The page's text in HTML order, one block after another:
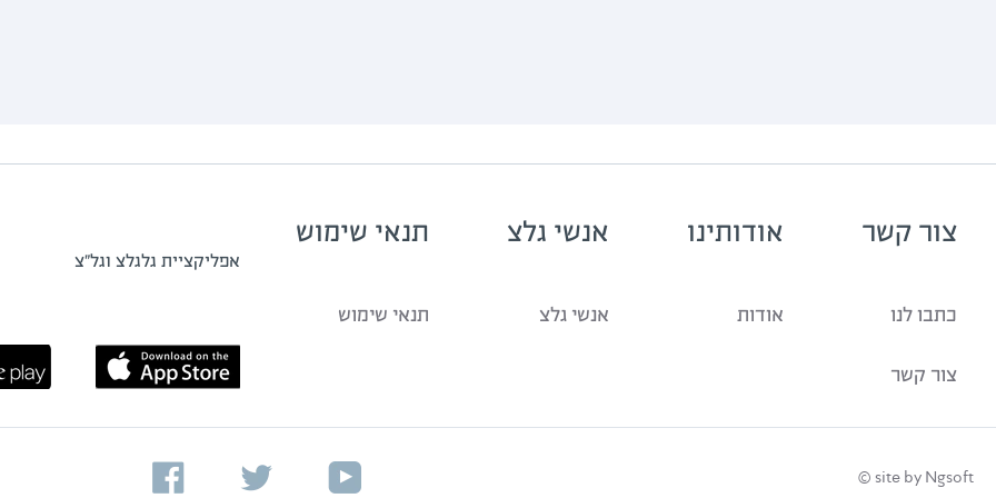
צור קשר
כתבו לנו
צור קשר
אודותינו
אודות
אנשי גלצ
אנשי גלצ
תנאי שימוש
תנאי שימוש
אפליקציית גלגלצ וגל"צ
site by Ngsoft ©